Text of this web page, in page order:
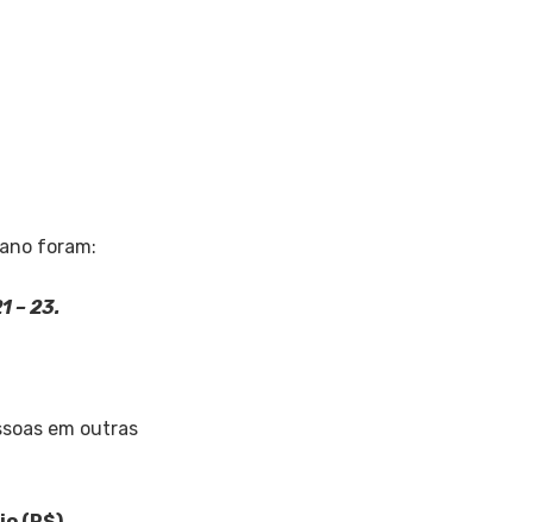
foram:
– 23.
em outras